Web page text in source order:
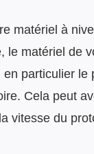
matériel à
le matériel de
en particulier le
Cela peut
vitesse du